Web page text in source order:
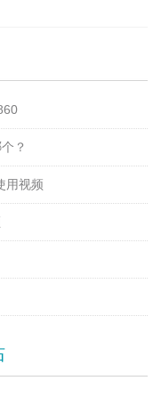
？
用视频